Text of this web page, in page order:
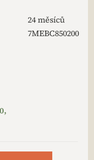
24 měsíců
7MEBC850200